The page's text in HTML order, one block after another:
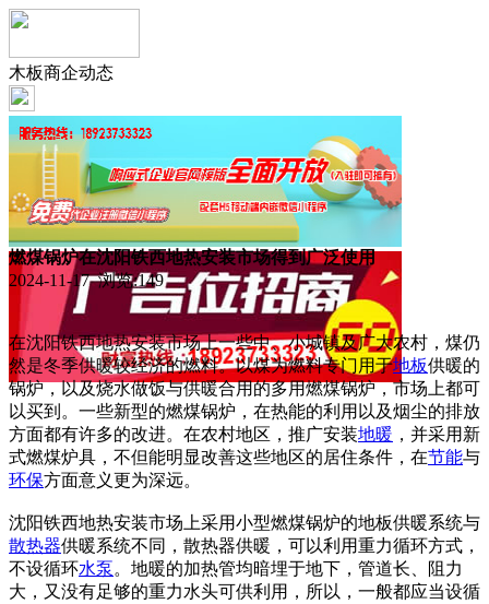
木板商企动态
燃煤锅炉在沈阳铁西地热安装市场得到广泛使用
2024-11-17 浏览:149
在沈阳铁西地热安装市场上一些中、小城镇及广大农村，煤仍
然是冬季供暖较经济的燃料。以煤为燃料专门用于地板供暖的
锅炉，以及烧水做饭与供暖合用的多用燃煤锅炉，市场上都可
以买到。一些新型的燃煤锅炉，在热能的利用以及烟尘的排放
方面都有许多的改进。在农村地区，推广安装地暖 ，并采用新
式燃煤炉具，不但能明显改善这些地区的居住条件，在节能与
环保方面意义更为深远。
沈阳铁西地热安装市场上采用小型燃煤锅炉的地板供暖系统与
散热器供暖系统不同，散热器供暖，可以利用重力循环方式，
不设循环水泵。地暖的加热管均暗埋于地下，管道长、阻力
大，又没有足够的重力水头可供利用，所以，一般都应当设循